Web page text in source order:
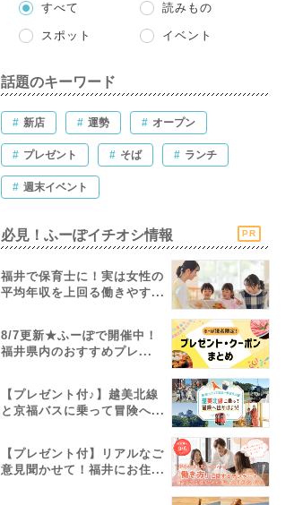
すべて 読みもの
スポット イベント
話題のキーワード
# 新店 # 運勢 # オープン
# プレゼント # そば # ランチ
# 週末イベント
必見！ふーぽイチオシ情報 PR
福井で保育士に！実は女性の
平均年収を上回る働きやす...
8/7更新★ふーぽで開催中！
福井県内のおすすめプレ...
【プレゼント付♪】越美北線
と京福バスに乗って冒険へ...
【プレゼント付】リアルなご
意見聞かせて！福井にお住...